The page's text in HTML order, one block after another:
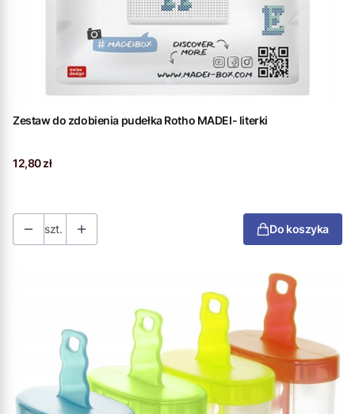
Zestaw do zdobienia pudełka Rotho MADEI- literki
Cena
12,80 zł
szt. Do koszyka